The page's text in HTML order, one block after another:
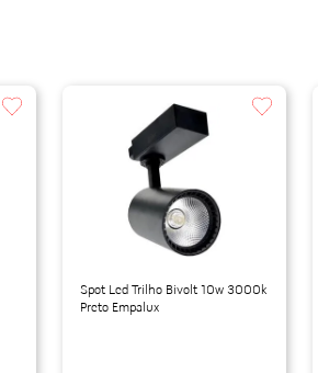
Spot Led Trilho Bivolt 10w 3000k
Preto Empalux